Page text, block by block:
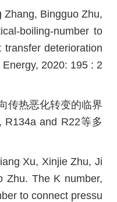
Zhang, Bingguo Zhu,
boiling-number to
deterioration
2020: 195 : 2
传热恶化转变的临界
and R22等多
Xu, Xinjie Zhu, Ji
Zhu. The K number,
to connect pressu